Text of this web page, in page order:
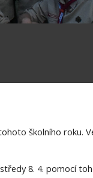
školního roku.
8. 4. pomocí